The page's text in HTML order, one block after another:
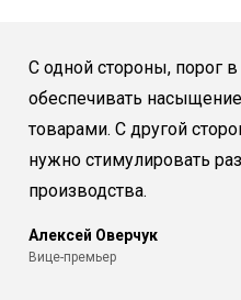
С одной стороны, порог
обеспечивать
товарами. С другой
нужно стимулировать
производства.
Алексей Оверчук
Вице-премьер